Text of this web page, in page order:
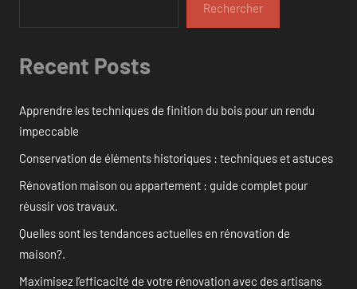
Rechercher
Recent Posts
Apprendre les techniques de finition du bois pour un rendu
impeccable
Conservation de éléments historiques : techniques et astuces
Rénovation maison ou appartement : guide complet pour
réussir vos travaux.
Quelles sont les tendances actuelles en rénovation de
maison?.
Maximisez l’efficacité de votre rénovation avec des artisans